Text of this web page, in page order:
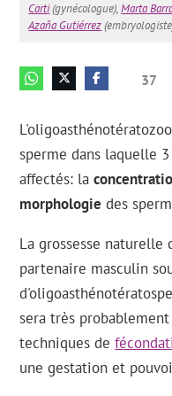
Carti(gynécologue),Marta
Azaña Gutiérrez
37
sperme dans laquelle
affectés: la
morphologie des
La grossesse
partenaire masculin
sera très
techniques de
une gestation et